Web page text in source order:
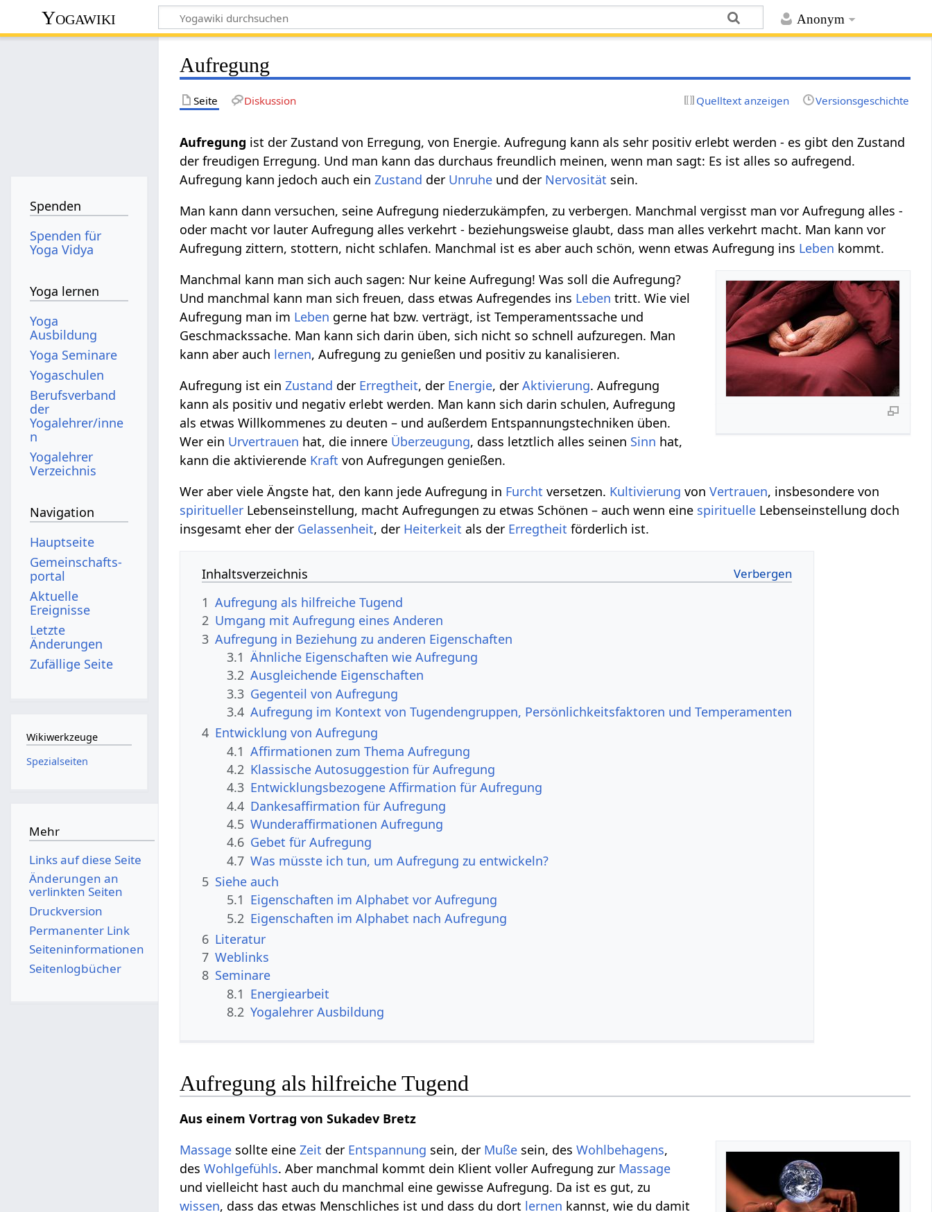
Anonym
Yogawiki
Aufregung
Seite Diskussion Quelltext anzeigen Versionsgeschichte
Aufregung ist der Zustand von Erregung, von Energie. Aufregung kann als sehr positiv erlebt werden - es gibt den Zustand
der freudigen Erregung. Und man kann das durchaus freundlich meinen, wenn man sagt: Es ist alles so aufregend.
Aufregung kann jedoch auch einZustand der Unruhe und der Nervosität sein.
Man kann dann versuchen, seine Aufregung niederzukämpfen, zu verbergen. Manchmal vergisst man vor Aufregung alles -
oder macht vor lauter Aufregung alles verkehrt - beziehungsweise glaubt, dass man alles verkehrt macht. Man kann vor
Aufregung zittern, stottern, nicht schlafen. Manchmal ist es aber auch schön, wenn etwas Aufregung ins Leben kommt.
Manchmal kann man sich auch sagen: Nur keine Aufregung! Was soll die Aufregung?
Und manchmal kann man sich freuen, dass etwas Aufregendes ins Leben tritt. Wie viel
Aufregung man im Leben gerne hat bzw. verträgt, ist Temperamentssache und
Geschmackssache. Man kann sich darin üben, sich nicht so schnell aufzuregen. Man
kann aber auch lernen, Aufregung zu genießen und positiv zu kanalisieren.
Aufregung ist einZustand der Erregtheit, der Energie, derAktivierung. Aufregung
kann als positiv und negativ erlebt werden. Man kann sich darin schulen, Aufregung
als etwas Willkommenes zu deuten – und außerdem Entspannungstechniken üben.
Wer ein Urvertrauen hat, die innere Überzeugung, dass letztlich alles seinen Sinn hat,
kann die aktivierende Kraft von Aufregungen genießen.
Wer aber viele Ängste hat, den kann jede Aufregung in Furcht versetzen. Kultivierung vonVertrauen, insbesondere von
spiritueller Lebenseinstellung, macht Aufregungen zu etwas Schönen – auch wenn eine spirituelle Lebenseinstellung doch
insgesamt eher der Gelassenheit, der Heiterkeit als der Erregtheit förderlich ist.
Inhaltsverzeichnis
1 Aufregung als hilfreiche Tugend
2 Umgang mit Aufregung eines Anderen
3 Aufregung in Beziehung zu anderen Eigenschaften
3.1 Ähnliche Eigenschaften wie Aufregung
3.2 Ausgleichende Eigenschaften
3.3 Gegenteil von Aufregung
3.4 Aufregung im Kontext von Tugendengruppen, Persönlichkeitsfaktoren und Temperamenten
4 Entwicklung von Aufregung
4.1 Affirmationen zum Thema Aufregung
4.2 Klassische Autosuggestion für Aufregung
4.3 Entwicklungsbezogene Affirmation für Aufregung
4.4 Dankesaffirmation für Aufregung
4.5 Wunderaffirmationen Aufregung
4.6 Gebet für Aufregung
4.7 Was müsste ich tun, um Aufregung zu entwickeln?
5 Siehe auch
5.1 Eigenschaften im Alphabet vor Aufregung
5.2 Eigenschaften im Alphabet nach Aufregung
6 Literatur
7 Weblinks
8 Seminare
8.1 Energiearbeit
8.2 Yogalehrer Ausbildung
Aufregung als hilfreiche Tugend
Aus einem Vortrag von Sukadev Bretz
Massage sollte eineZeit der Entspannung sein, der Muße sein, desWohlbehagens,
desWohlgefühls. Aber manchmal kommt dein Klient voller Aufregung zur Massage
und vielleicht hast auch du manchmal eine gewisse Aufregung. Da ist es gut, zu
wissen, dass das etwas Menschliches ist und dass du dort lernen kannst, wie du damit
Spenden
Spenden für
Yoga Vidya
Yoga lernen
Yoga
Ausbildung
Yoga Seminare
Yogaschulen
Berufsverband
der
Yogalehrer/inne
n
Yogalehrer
Verzeichnis
Navigation
Hauptseite
Gemeinschafts­
portal
Aktuelle
Ereignisse
Letzte
Änderungen
Zufällige Seite
Wikiwerkzeuge
Spezialseiten
Mehr
Links auf diese Seite
Änderungen an
verlinkten Seiten
Druckversion
Permanenter Link
Seiten­­informationen
Seitenlogbücher